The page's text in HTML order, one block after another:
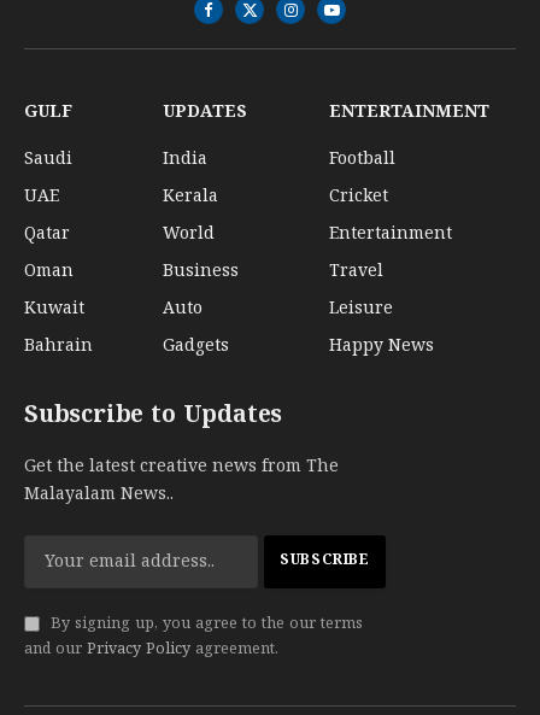
Facebook
X
(Twitter)
InstagramYouTube
GULF
Saudi
UAE
Qatar
Oman
Kuwait
Bahrain
UPDATES
India
Kerala
World
Business
Auto
Gadgets
ENTERTAINMENT
Football
Cricket
Entertainment
Travel
Leisure
Happy News
Subscribe to Updates
Get the latest creative news from The
Malayalam News..
By signing up, you agree to the our terms
and our Privacy Policy agreement.